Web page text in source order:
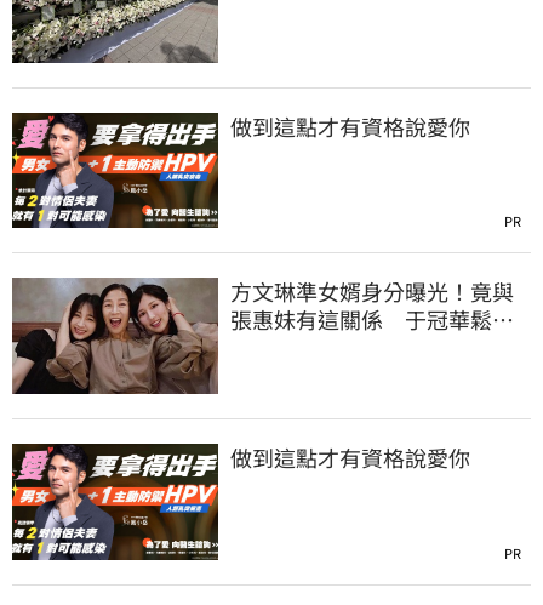
做到這點才有資格說愛你
PR
方文琳準女婿身分曝光！竟與
張惠妹有這關係 于冠華鬆口
做到這點才有資格說愛你
PR